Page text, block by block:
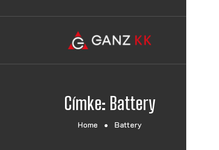
Címke: Battery
Home Battery